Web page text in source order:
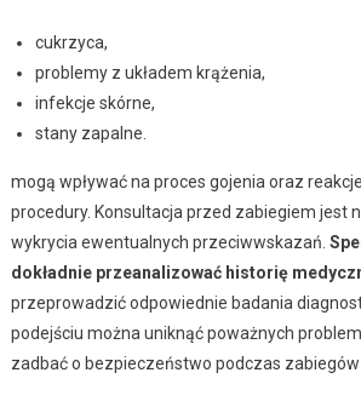
cukrzyca,
problemy z układem krążenia,
infekcje skórne,
stany zapalne.
mogą wpływać na proces gojenia oraz
procedury. Konsultacja przed zabiegiem jest
wykrycia ewentualnych przeciwwskazań.
dokładnie przeanalizować historię
przeprowadzić odpowiednie badania
podejściu można uniknąć poważnych
zadbać o bezpieczeństwo podczas